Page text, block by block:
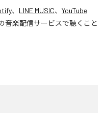
、 LINE MUSIC、 YouTube
音楽配信サービスで聴くこと